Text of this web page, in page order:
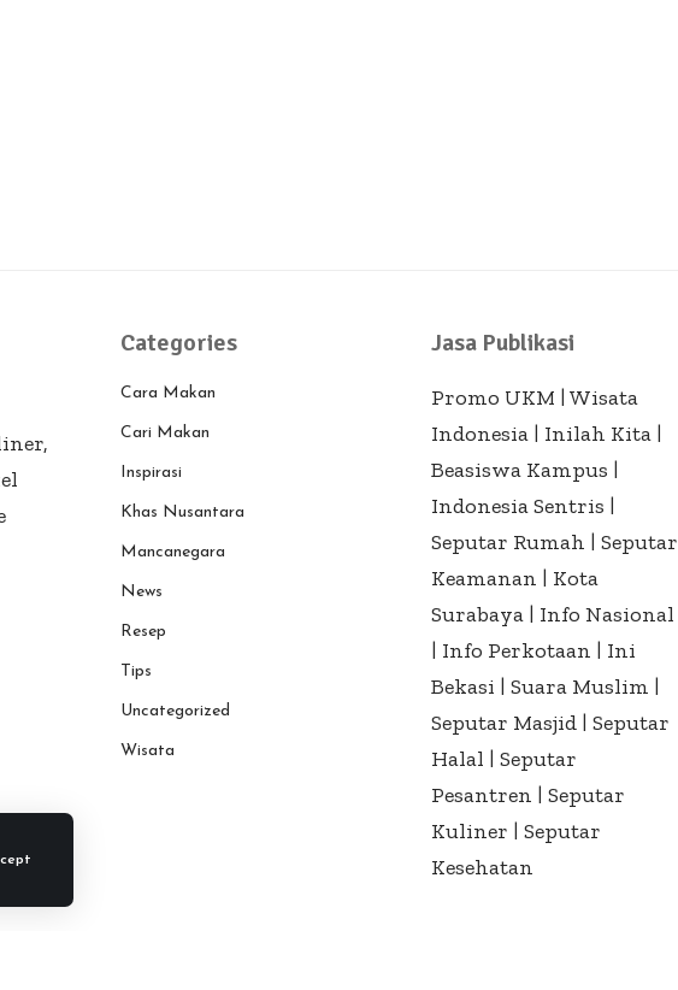
Categories
Cara Makan
Cari Makan
Inspirasi
Khas Nusantara
Mancanegara
News
Resep
Tips
Uncategorized
Wisata
Jasa Publikasi
Promo UKM | Wisata
Indonesia | Inilah Kita |
Beasiswa Kampus |
Indonesia Sentris |
Seputar Rumah | Seputar
Keamanan | Kota
Surabaya | Info Nasional
| Info Perkotaan | Ini
Bekasi | Suara Muslim |
Seputar Masjid | Seputar
Halal | Seputar
Pesantren | Seputar
Kuliner | Seputar
Kesehatan